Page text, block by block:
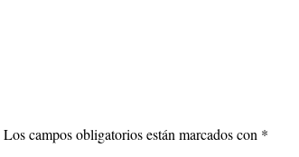
Los campos obligatorios están marcados con *